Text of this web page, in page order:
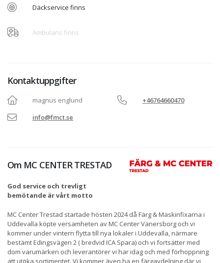
Däckservice finns
Ambulans finns
Kontaktuppgifter
magnus englund
info@fmct.se
+46764660470
Om MC CENTER TRESTAD
God service och trevligt
bemötande är vårt motto
MC Center Trestad startade hösten 2024 då Färg & Maskinfixarna i
Uddevalla köpte versamheten av MC Center Vänersborg och vi
kommer under vintern flytta till nya lokaler i Uddevalla, närmare
bestämt Edingsvägen 2 ( bredvid ICA Spara) och vi fortsätter med
dom varumärken och leverantörer vi har idag och med förhoppning
att utöka sortimentet. Vi kommer även ha en färgavdelning där vi